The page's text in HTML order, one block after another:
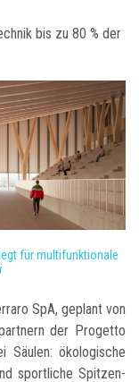
bis zu 80 % der
für multifunktionale
SpA, geplant von
der Progetto
Säulen: ökologische
sportliche Spitzen­